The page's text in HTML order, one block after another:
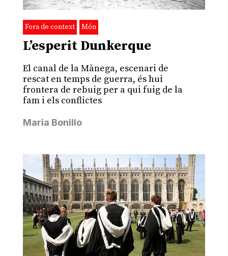
Fora de context Món
L’esperit Dunkerque
El canal de la Mànega, escenari de
rescat en temps de guerra, és hui
frontera de rebuig per a qui fuig de la
fam i els conflictes
Maria Bonillo